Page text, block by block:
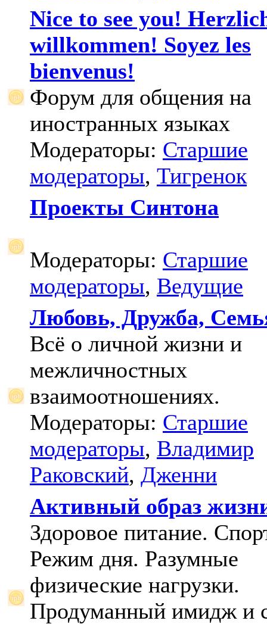
Nice to see you!
willkommen! Soyez les
bienvenus!
Форум для общения на
иностранных языках
Модераторы: Старшие
модераторы, Тигренок
Проекты Синтона
Модераторы: Старшие
модераторы, Ведущие
Любовь, Дружба,
Всё о личной жизни и
межличностных
взаимоотношениях.
Модераторы: Старшие
модераторы, Владимир
Раковский, Дженни
Активный образ
Здоровое питание.
Режим дня. Разумные
физические нагрузки.
Продуманный имидж и